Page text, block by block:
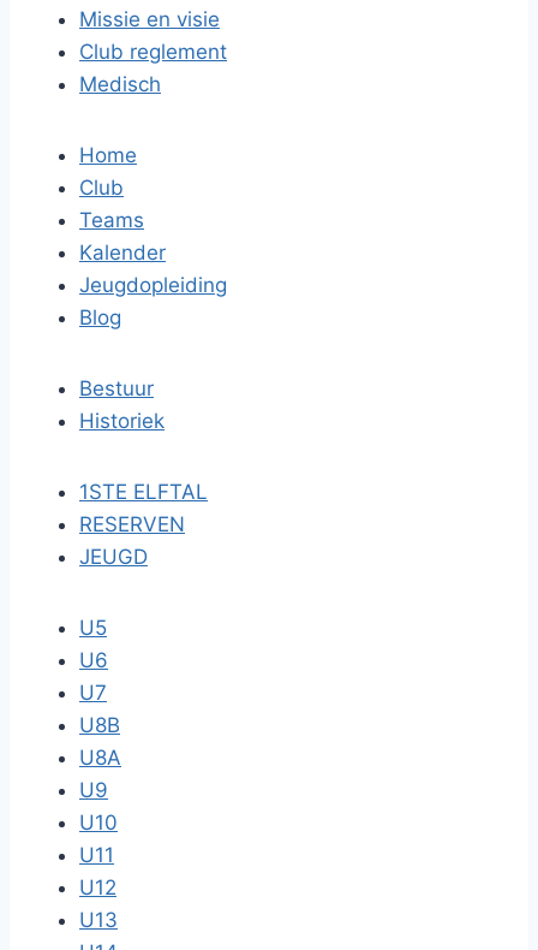
Missie en visie
Club reglement
Medisch
Home
Club
Teams
Kalender
Jeugdopleiding
Blog
Bestuur
Historiek
1STE ELFTAL
RESERVEN
JEUGD
U5
U6
U7
U8B
U8A
U9
U10
U11
U12
U13